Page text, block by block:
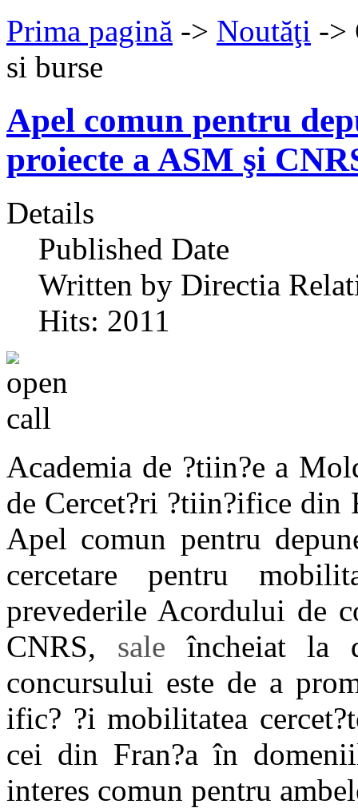
Prima pagină -> Noutăţi ->
si burse
Apel comun pentru
proiecte a ASM şi
Details
Published Date
Written by Directia
Hits: 2011
Academia de ?tiin?e a
de Cercet?ri ?tiin?ifice din
Apel comun pentru
cercetare pentru
prevederile Acordului de
CNRS, sale încheiat la
concursului este de a
ific? ?i mobilitatea
cei din Fran?a în
interes comun pentru